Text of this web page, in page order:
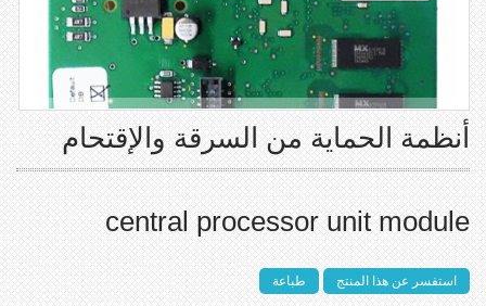
أنظمة الحماية من السرقة والإقتحام
central processor unit module
استفسر عن هذا المنتج طباعة